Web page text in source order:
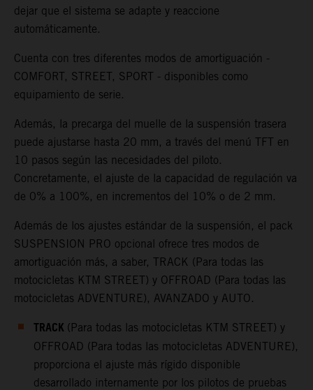
dejar que el sistema se adapte y reaccione
automáticamente.
Cuenta con tres diferentes modos de amortiguación -
COMFORT, STREET, SPORT - disponibles como
equipamiento de serie.
Además, la precarga del muelle de la suspensión trasera
puede ajustarse hasta 20 mm, a través del menú TFT en
10 pasos según las necesidades del piloto.
Concretamente, el ajuste de la capacidad de regulación va
de 0% a 100%, en incrementos del 10% o de 2 mm.
Además de los ajustes estándar de la suspensión, el pack
SUSPENSION PRO opcional ofrece tres modos de
amortiguación más, a saber, TRACK (Para todas las
motocicletas KTM STREET) y OFFROAD (Para todas las
motocicletas ADVENTURE), AVANZADO y AUTO.
TRACK (Para todas las motocicletas KTM STREET) y
OFFROAD (Para todas las motocicletas ADVENTURE),
proporciona el ajuste más rígido disponible
desarrollado internamente por los pilotos de pruebas